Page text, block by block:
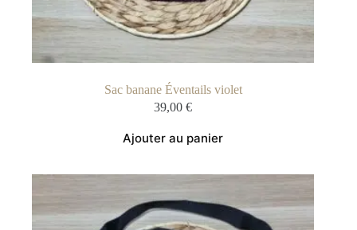
Sac banane Éventails violet
39,00€
Ajouter au panier